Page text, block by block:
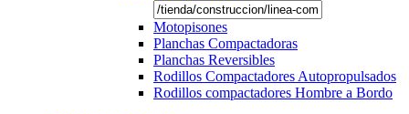
Motopisones
Planchas Compactadoras
Planchas Reversibles
Rodillos Compactadores Autopropulsados
Rodillos compactadores Hombre a Bordo